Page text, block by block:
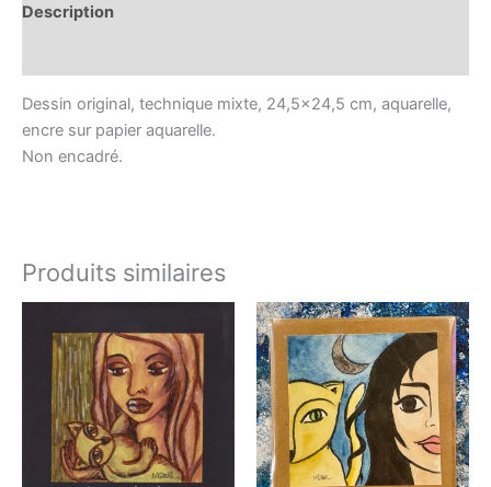
Description
Dessin original, technique mixte, 24,5×24,5 cm, aquarelle,
encre sur papier aquarelle.
Non encadré.
Produits similaires